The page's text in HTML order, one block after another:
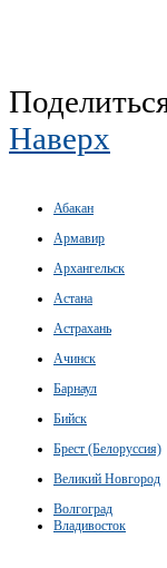
Наверх
Абакан
Армавир
Архангельск
Астана
Астрахань
Ачинск
Барнаул
Бийск
Брест (Белоруссия)
Великий Новгород
Волгоград
Владивосток